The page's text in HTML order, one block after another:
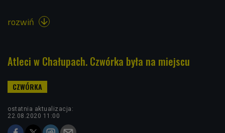
rozwiń 
Atleci w Chałupach. Czwórka była na miejscu
ostatnia aktualizacja:
22.08.2020 11:00